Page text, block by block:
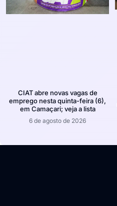
CIAT abre novas vagas de
emprego nesta quinta-feira (6),
em Camaçari; veja a lista
6 de agosto de 2026